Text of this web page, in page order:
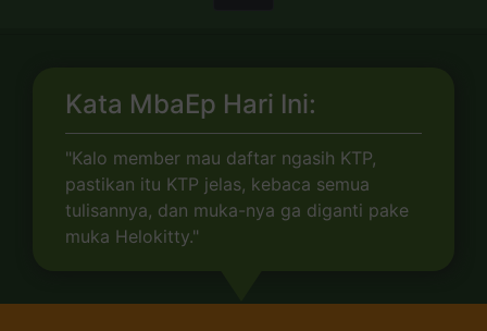
Kata MbaEp Hari Ini:
"Kalo member mau daftar ngasih KTP,
pastikan itu KTP jelas, kebaca semua
tulisannya, dan muka-nya ga diganti pake
muka Helokitty."